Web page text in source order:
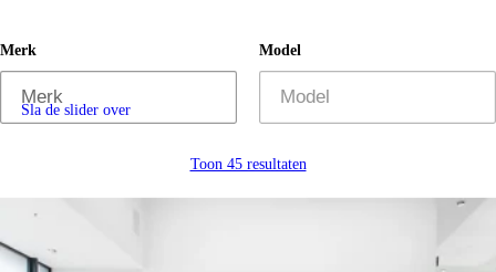
Merk Model
Toon 45 resultaten
Sla de slider over